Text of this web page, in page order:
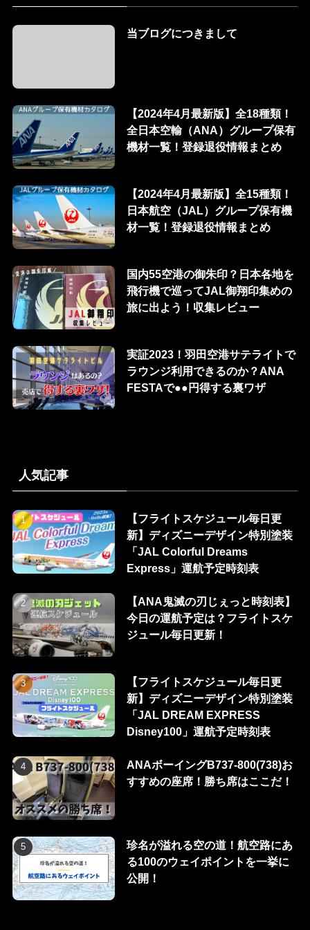
当ブログにつきまして
【2024年4月最新版】全18種類！
全日本空輸（ANA）グループ保有
機材一覧！登録退役情報まとめ
【2024年4月最新版】全15種類！
日本航空（JAL）グループ保有機
材一覧！登録退役情報まとめ
国内55空港の御朱印？日本各地を
飛行機で巡ってJAL御翔印集めの
旅に出よう！収集レビュー
実証2023！羽田空港サテライトで
ラウンジ利用できるのか？ANA
FESTAで●●円得する裏ワザ
人気記事
【フライトスケジュール毎日更
新】ディズニーデザイン特別塗装
「JAL Colorful Dreams
Express」運航予定時刻表
【ANA鬼滅の刃じぇっと時刻表】
今日の運航予定は？フライトスケ
ジュール毎日更新！
【フライトスケジュール毎日更
新】ディズニーデザイン特別塗装
「JAL DREAM EXPRESS
Disney100」運航予定時刻表
ANAボーイングB737-800(738)お
すすめの座席！勝ち席はここだ！
珍名が溢れる空の道！航空路にあ
る100のウェイポイントを一挙に
公開！